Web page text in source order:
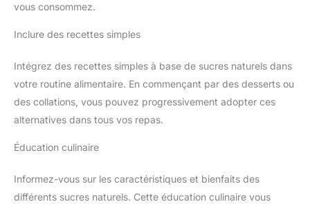
vous consommez.
Inclure des recettes simples
Intégrez des recettes simples à base de sucres naturels dans
votre routine alimentaire. En commençant par des desserts ou
des collations, vous pouvez progressivement adopter ces
alternatives dans tous vos repas.
Éducation culinaire
Informez-vous sur les caractéristiques et bienfaits des
différents sucres naturels. Cette éducation culinaire vous